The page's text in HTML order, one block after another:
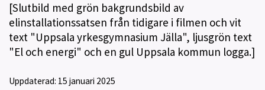
[Slutbild med grön bakgrundsbild av
elinstallationssatsen från tidigare i filmen och vit
text "Uppsala yrkesgymnasium Jälla", ljusgrön text
"El och energi" och en gul Uppsala kommun logga.]
Uppdaterad: 15 januari 2025